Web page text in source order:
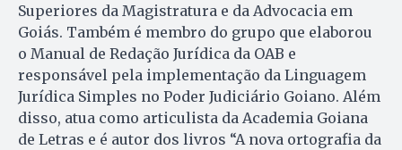
Superiores da Magistratura e da Advocacia em
Goiás. Também é membro do grupo que elaborou
o Manual de Redação Jurídica da OAB e
responsável pela implementação da Linguagem
Jurídica Simples no Poder Judiciário Goiano. Além
disso, atua como articulista da Academia Goiana
de Letras e é autor dos livros “A nova ortografia da